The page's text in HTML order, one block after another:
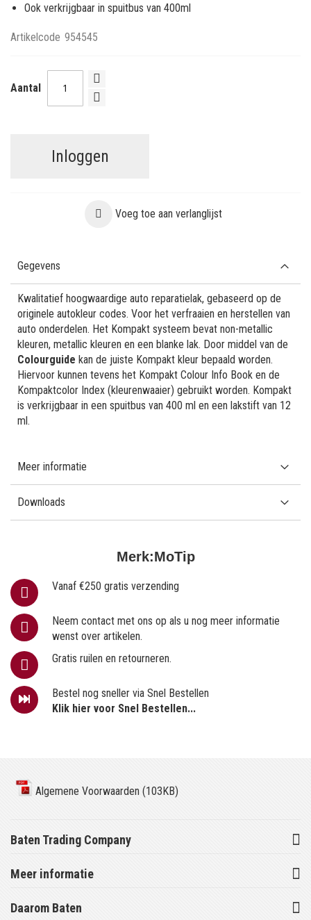
Ook verkrijgbaar in spuitbus van 400ml
Artikelcode 954545
Aantal
Inloggen
Voeg toe aan verlanglijst
Merk:MoTip
Vanaf €250 gratis verzending
Neem contact met ons op als u nog meer informatie
wenst over artikelen.
Gratis ruilen en retourneren.
Bestel nog sneller via Snel Bestellen
Klik hier voor Snel Bestellen...
Gegevens
Kwalitatief hoogwaardige auto reparatielak, gebaseerd op de
originele autokleur codes. Voor het verfraaien en herstellen van
auto onderdelen. Het Kompakt systeem bevat non-metallic
kleuren, metallic kleuren en een blanke lak. Door middel van de
Colourguide kan de juiste Kompakt kleur bepaald worden.
Hiervoor kunnen tevens het Kompakt Colour Info Book en de
Kompaktcolor Index (kleurenwaaier) gebruikt worden. Kompakt
is verkrijgbaar in een spuitbus van 400 ml en een lakstift van 12
ml.
Meer informatie
Downloads
Algemene Voorwaarden (103KB)
Baten Trading Company
Meer informatie
Daarom Baten